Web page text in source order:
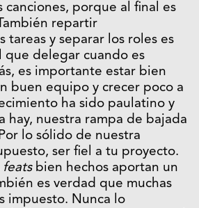
canciones, porque al final es
repartir
tareas y separar los roles es
delegar cuando es
es importante estar bien
buen equipo y crecer poco a
ha sido paulatino y
hay, nuestra rampa de bajada
lo sólido de nuestra
ser fiel a tu proyecto.
featsbien hechos aportan un
es verdad que muchas
impuesto. Nunca lo